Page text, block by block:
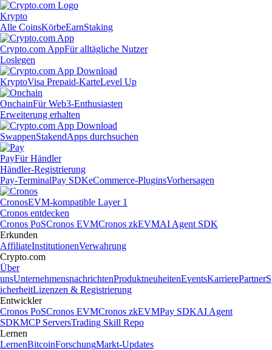
Krypto
Alle CoinsKörbeEarnStaking
Crypto.com AppFür alltägliche Nutzer
Loslegen
KryptoVisa Prepaid-KarteLevel Up
OnchainFür Web3-Enthusiasten
Erweiterung erhalten
SwappenStakendApps durchsuchen
PayFür Händler
Händler-Registrierung
Pay-TerminalPay SDKeCommerce-PluginsVorhersagen
CronosEVM-kompatible Layer 1
Cronos entdecken
Cronos PoSCronos EVMCronos zkEVMAI Agent SDK
Erkunden
AffiliateInstitutionenVerwahrung
Crypto.com
Über
unsUnternehmensnachrichtenProduktneuheitenEventsKarrierePartnerS
icherheitLizenzen & Registrierung
Entwickler
Cronos PoSCronos EVMCronos zkEVMPay SDKAI Agent
SDKMCP ServersTrading Skill Repo
Lernen
LernenBitcoinForschungMarkt-Updates